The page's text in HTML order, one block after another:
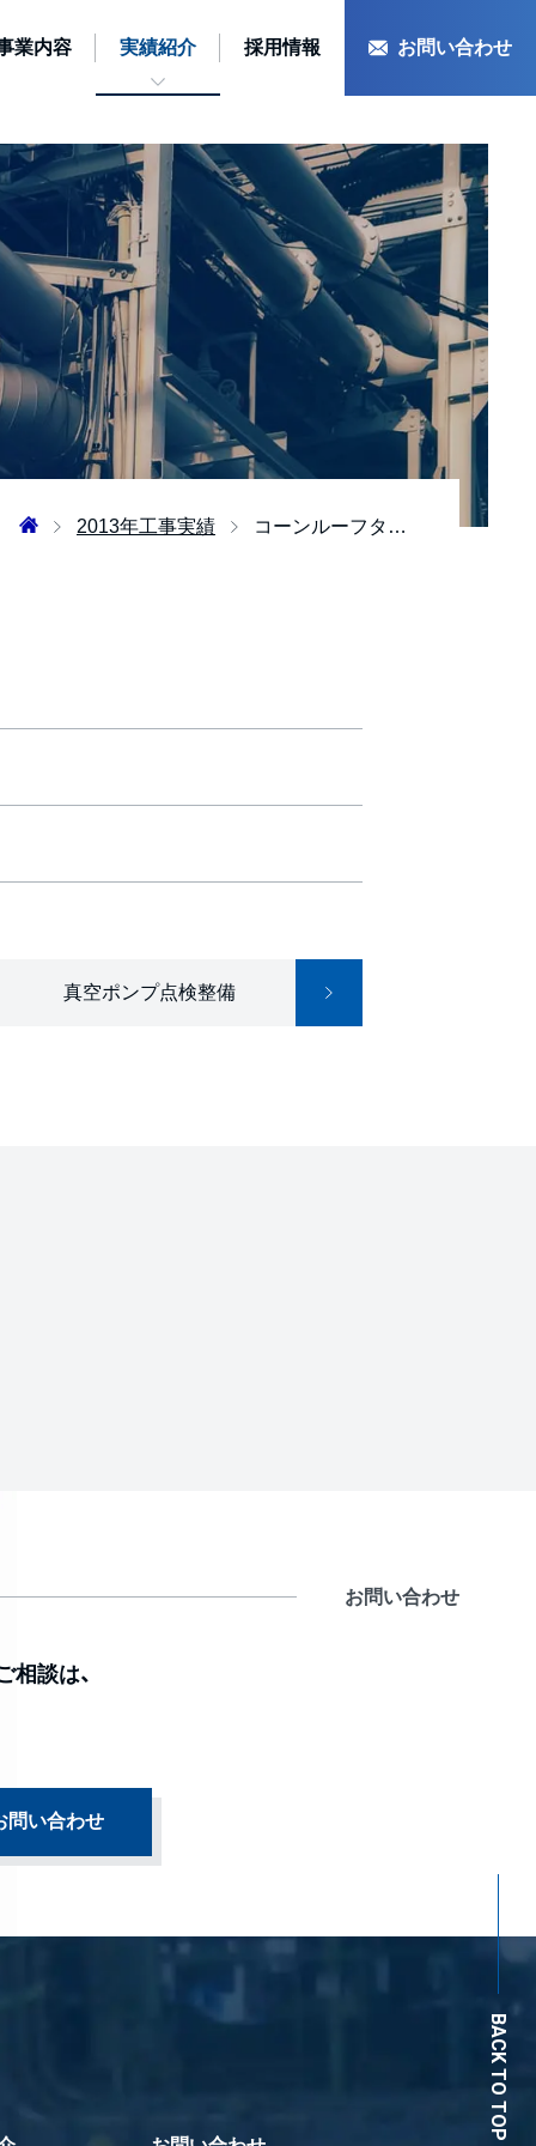
業内容 実績紹介 採用情報 お問い合わせ
2013年工事実績 コーンルーフタンク屋根板更新設備工事
真空ポンプ点検整備
お問い合わせ
相談は、
問い合わせ
BACK TO TOP